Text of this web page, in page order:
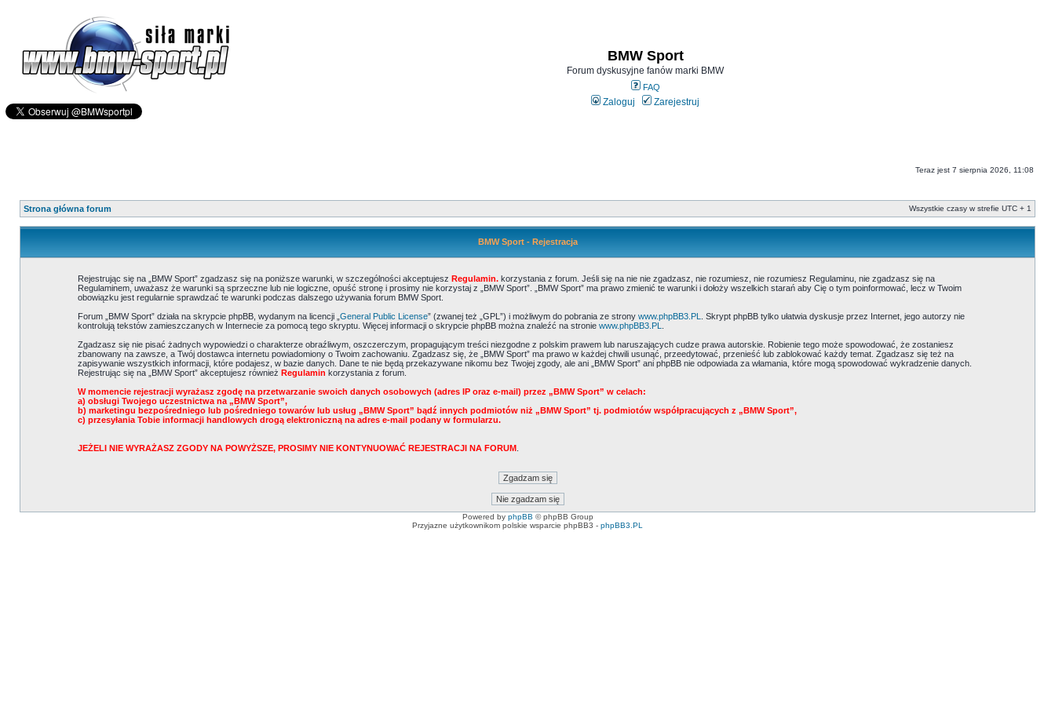
BMW Sport
Forum dyskusyjne fanów marki BMW
FAQ
Zaloguj Zarejestruj
Teraz jest 7 sierpnia 2026, 11:08
Strona główna forum Wszystkie czasy w strefie UTC + 1
BMW Sport - Rejestracja
Rejestrując się na „BMW Sport” zgadzasz się na poniższe warunki, w szczególności akceptujesz Regulamin.korzystania z forum. Jeśli się na nie nie zgadzasz, nie rozumiesz, nie rozumiesz Regulaminu, nie zgadzasz się na
Regulaminem, uważasz że warunki są sprzeczne lub nie logiczne, opuść stronę i prosimy nie korzystaj z „BMW Sport”. „BMW Sport” ma prawo zmienić te warunki i dołoży wszelkich starań aby Cię o tym poinformować, lecz w Twoim
obowiązku jest regularnie sprawdzać te warunki podczas dalszego używania forum BMW Sport.
Forum „BMW Sport” działa na skrypcie phpBB, wydanym na licencji „ General Public License” (zwanej też „GPL”) i możliwym do pobrania ze strony www.phpBB3.PL
. Skrypt phpBB tylko ułatwia dyskusje przez Internet, jego autorzy nie
kontrolują tekstów zamieszczanych w Internecie za pomocą tego skryptu. Więcej informacji o skrypcie phpBB można znaleźć na stronie www.phpBB3.PL
Zgadzasz się nie pisać żadnych wypowiedzi o charakterze obraźliwym, oszczerczym, propagującym treści niezgodne z polskim prawem lub naruszających cudze prawa autorskie. Robienie tego może spowodować, że zostaniesz
zbanowany na zawsze, a Twój dostawca internetu powiadomiony o Twoim zachowaniu. Zgadzasz się, że „BMW Sport” ma prawo w każdej chwili usunąć, przeedytować, przenieść lub zablokować każdy temat. Zgadzasz się też na
zapisywanie wszystkich informacji, które podajesz, w bazie danych. Dane te nie będą przekazywane nikomu bez Twojej zgody, ale ani „BMW Sport” ani phpBB nie odpowiada za włamania, które mogą spowodować wykradzenie danych.
Rejestrując się na „BMW Sport” akceptujesz również Regulamin korzystania z forum.
W momencie rejestracji wyrażasz zgodę na przetwarzanie swoich danych osobowych (adres IP oraz e-mail) przez „BMW Sport” w celach:
a) obsługi Twojego uczestnictwa na „BMW Sport”,
b) marketingu bezpośredniego lub pośredniego towarów lub usług „BMW Sport” bądź innych podmiotów niż „BMW Sport” tj. podmiotów współpracujących z „BMW Sport”,
c) przesyłania Tobie informacji handlowych drogą elektroniczną na adres e-mail podany w formularzu.
JEŻELI NIE WYRAŻASZ ZGODY NA POWYŻSZE, PROSIMY NIE KONTYNUOWAĆ REJESTRACJI NA FORUM.
Powered by phpBB © phpBB Group
Przyjazne użytkownikom polskie wsparcie phpBB3 - phpBB3.PL